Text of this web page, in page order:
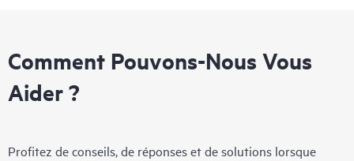
Comment Pouvons-Nous Vous
Aider ?
Profitez de conseils, de réponses et de solutions lorsque